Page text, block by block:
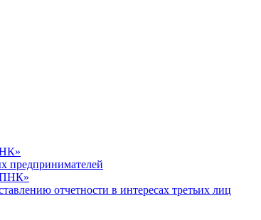
предпринимателей
отчетности в интересах третьих лиц